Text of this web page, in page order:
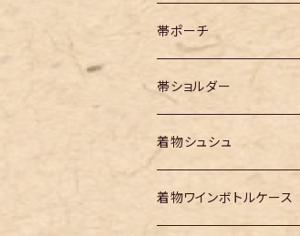
帯ポーチ
帯ショルダー
着物シュシュ
着物ワインボトルケース